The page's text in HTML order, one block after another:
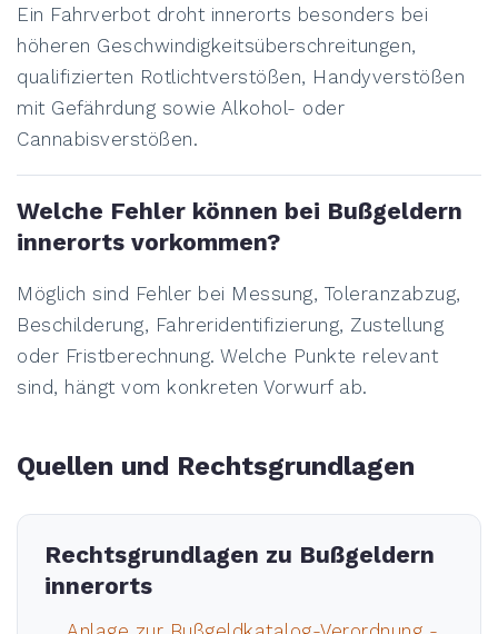
Ein Fahrverbot droht innerorts besonders bei
höheren Geschwindigkeitsüberschreitungen,
qualifizierten Rotlichtverstößen, Handyverstößen
mit Gefährdung sowie Alkohol- oder
Cannabisverstößen.
Welche Fehler können bei Bußgeldern
innerorts vorkommen?
Möglich sind Fehler bei Messung, Toleranzabzug,
Beschilderung, Fahreridentifizierung, Zustellung
oder Fristberechnung. Welche Punkte relevant
sind, hängt vom konkreten Vorwurf ab.
Quellen und Rechtsgrundlagen
Rechtsgrundlagen zu Bußgeldern
innerorts